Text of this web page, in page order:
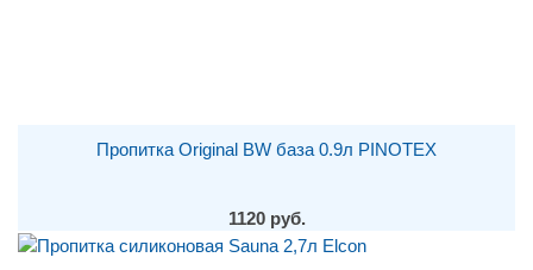
Пропитка Original BW база 0.9л PINOTEX
1120 руб.